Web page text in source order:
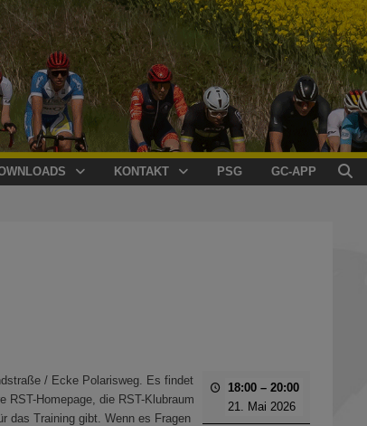
KONTAKT PSG GC-APP
18:00–20:00
21. Mai 2026
/ Ecke Polarisweg. Es findet
Homepage, die RST-Klubraum
das Training gibt. Wenn es Fragen